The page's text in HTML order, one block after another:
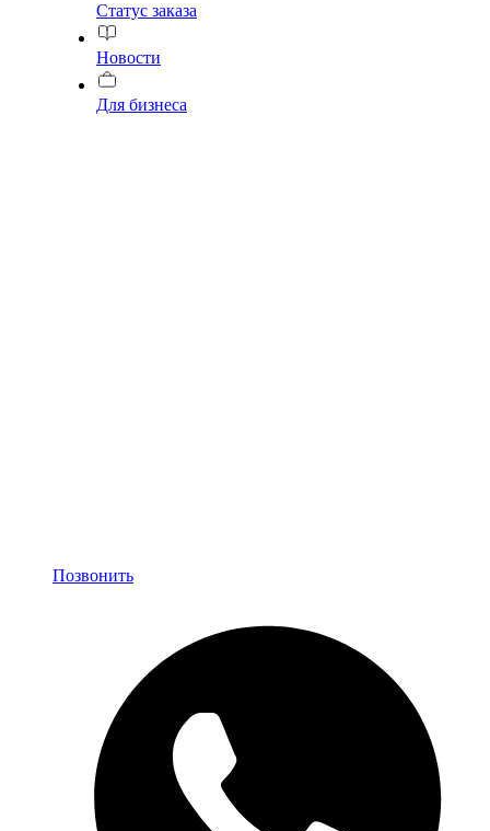
Статус заказа
Новости
Для бизнеса
Позвонить